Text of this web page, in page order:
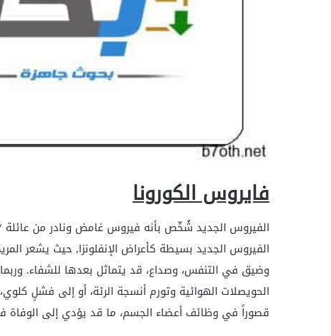
فايروس الكورونا
الفيروس الجديد شُخّص بأنه فيروس غامض ونادر من عائلة
الفيروس الجديد بسيطة كأعراض الإنفلونزا, حيث يشعر
وضيق في التنفس، وصداع، قد يتماثل بعدها للشفاء.
الحويصلات الهوائية وتورم أنسجة الرئة، أو إلى فشلٍ
قصوراً في وظائف أعضاء الجسم، ما قد يؤدي إلى الوفاة